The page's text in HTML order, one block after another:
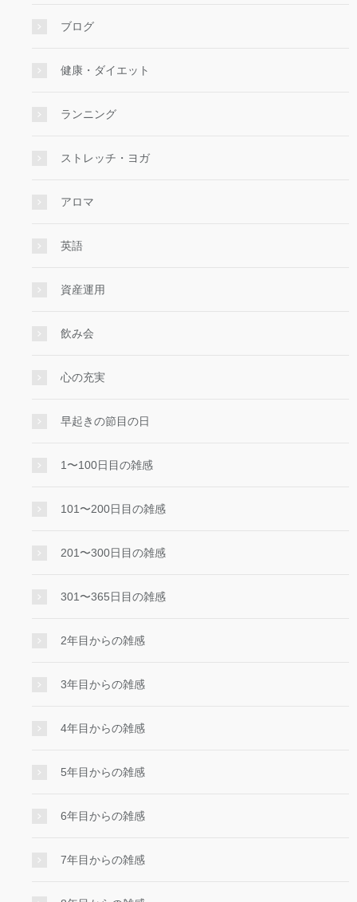
ブログ
健康・ダイエット
ランニング
ストレッチ・ヨガ
アロマ
英語
資産運用
飲み会
心の充実
早起きの節目の日
1〜100日目の雑感
101〜200日目の雑感
201〜300日目の雑感
301〜365日目の雑感
2年目からの雑感
3年目からの雑感
4年目からの雑感
5年目からの雑感
6年目からの雑感
7年目からの雑感